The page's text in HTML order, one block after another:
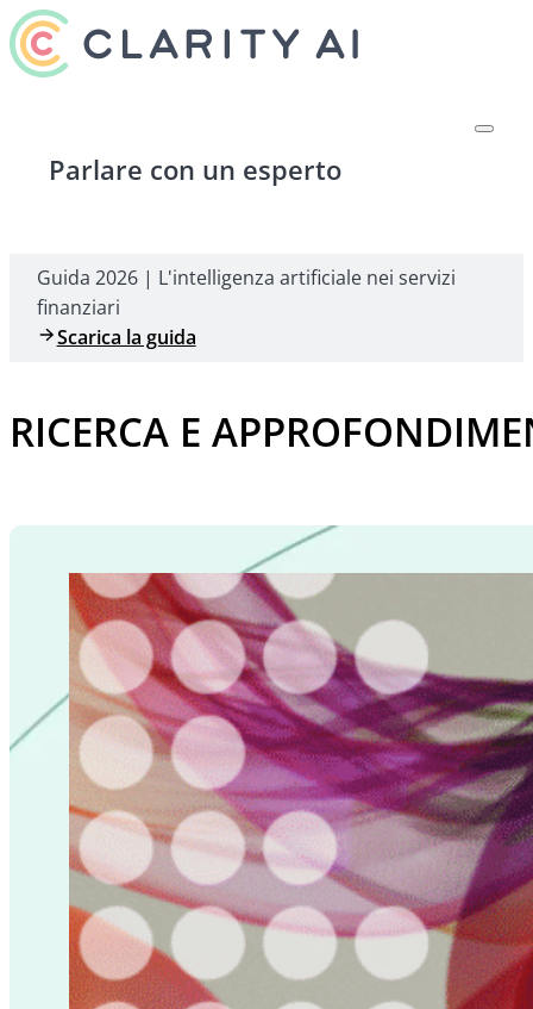
Parlare con un esperto
Guida 2026 | L'intelligenza artificiale nei servizi
finanziari
Scarica la guida
RICERCA E